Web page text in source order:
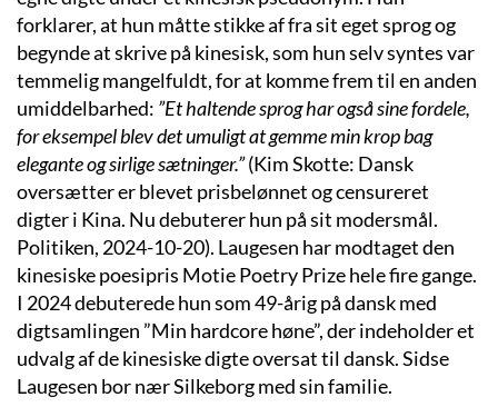
forklarer, at hun måtte stikke af fra sit eget sprog og
begynde at skrive på kinesisk, som hun selv syntes var
temmelig mangelfuldt, for at komme frem til en anden
umiddelbarhed: ”Et haltende sprog har også sine fordele,
for eksempel blev det umuligt at gemme min krop bag
elegante og sirlige sætninger.”(Kim Skotte: Dansk
oversætter er blevet prisbelønnet og censureret
digter i Kina. Nu debuterer hun på sit modersmål.
Politiken, 2024-10-20). Laugesen har modtaget den
kinesiske poesipris Motie Poetry Prize hele fire gange.
I 2024 debuterede hun som 49-årig på dansk med
digtsamlingen ”Min hardcore høne”, der indeholder et
udvalg af de kinesiske digte oversat til dansk. Sidse
Laugesen bor nær Silkeborg med sin familie.